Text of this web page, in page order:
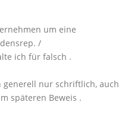
um eine
/
ich für falsch .
generell nur schriftlich, auch
späteren Beweis .